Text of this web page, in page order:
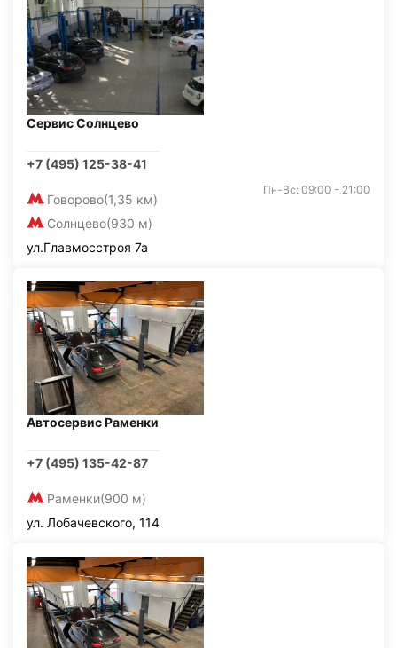
Сервис Солнцево
+7 (495) 125-38-41
Говорово(1,35 км)
Солнцево(930 м)
Пн-Вс: 09:00 - 21:00
ул.Главмосстроя 7а
Автосервис Раменки
+7 (495) 135-42-87
Раменки(900 м)
ул. Лобачевского, 114